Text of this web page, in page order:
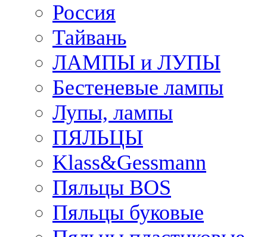
Россия
Тайвань
ЛАМПЫ и ЛУПЫ
Бестеневые лампы
Лупы, лампы
ПЯЛЬЦЫ
Klass&Gessmann
Пяльцы BOS
Пяльцы буковые